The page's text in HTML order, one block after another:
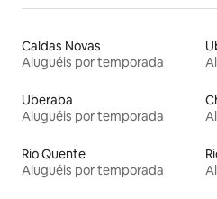
Caldas Novas
Aluguéis por temporada
Uberaba
Aluguéis por temporada
Rio Quente
Aluguéis por temporada